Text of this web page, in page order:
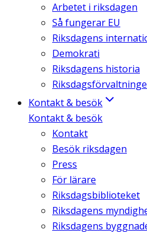
Arbetet i riksdagen
Så fungerar EU
Riksdagens
Demokrati
Riksdagens historia
Kontakt & besök
Kontakt & besök
Kontakt
Besök riksdagen
Press
För lärare
Riksdagsbiblioteket
Riksdagens
Riksdagens